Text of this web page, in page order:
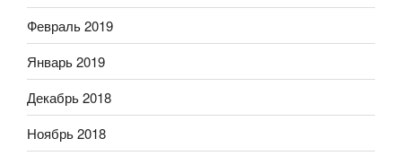
Февраль 2019
Январь 2019
Декабрь 2018
Ноябрь 2018